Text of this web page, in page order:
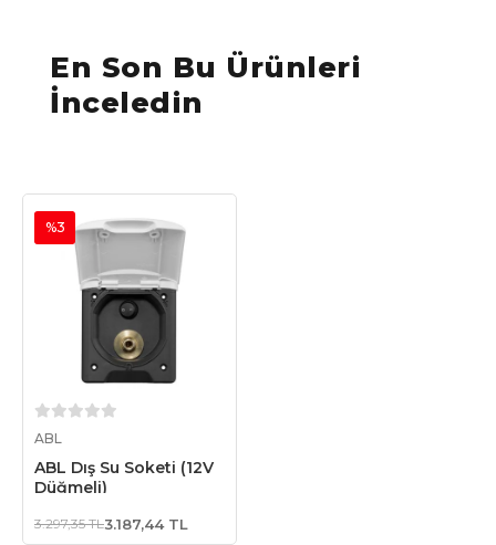
En Son Bu Ürünleri
İnceledin
ABL
ABL Dış Su Soketi (12V
Düğmeli)
%3
3.297,35 TL3.187,44 TL